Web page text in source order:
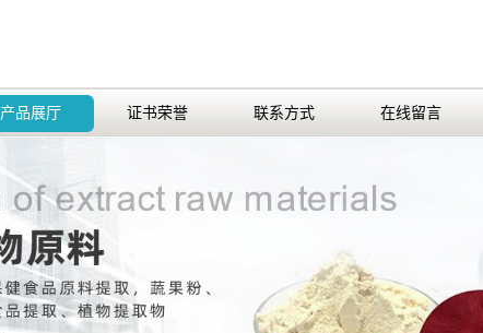
产品展厅 证书荣誉 联系方式 在线留言